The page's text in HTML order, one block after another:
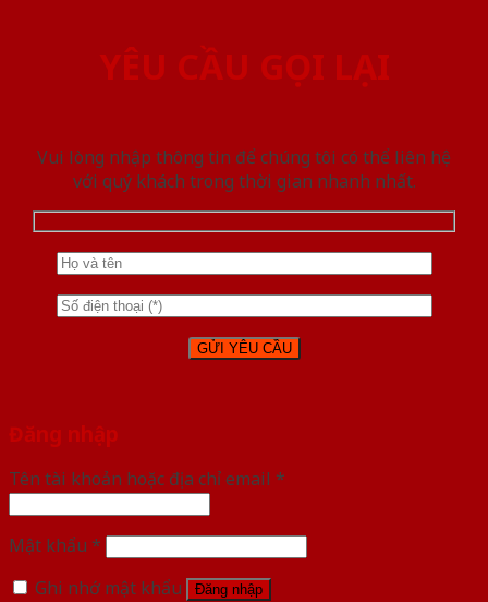
YÊU CẦU GỌI LẠI
Vui lòng nhập thông tin để chúng tôi có thể liên hệ
với quý khách trong thời gian nhanh nhất.
Đăng nhập
Tên tài khoản hoặc địa chỉ email *
Mật khẩu *
Ghi nhớ mật khẩu
Đăng nhập